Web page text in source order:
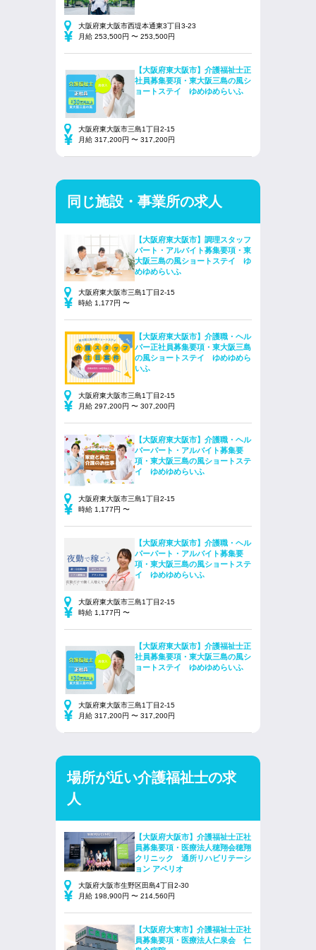
大阪府東大阪市西堤本通東3丁目3-23
月給 253,500円 〜 253,500円
【大阪府東大阪市】介護福祉士正
社員募集要項・東大阪三島の風シ
ョートステイ ゆめゆめらいふ
大阪府東大阪市三島1丁目2-15
月給 317,200円 〜 317,200円
同じ施設・事業所の求人
【大阪府東大阪市】調理スタッフ
パート・アルバイト募集要項・東
大阪三島の風ショートステイ ゆ
めゆめらいふ
大阪府東大阪市三島1丁目2-15
時給 1,177円 〜
【大阪府東大阪市】介護職・ヘル
パー正社員募集要項・東大阪三島
の風ショートステイ ゆめゆめら
いふ
大阪府東大阪市三島1丁目2-15
月給 297,200円 〜 307,200円
【大阪府東大阪市】介護職・ヘル
パーパート・アルバイト募集要
項・東大阪三島の風ショートステ
イ ゆめゆめらいふ
大阪府東大阪市三島1丁目2-15
時給 1,177円 〜
【大阪府東大阪市】介護職・ヘル
パーパート・アルバイト募集要
項・東大阪三島の風ショートステ
イ ゆめゆめらいふ
大阪府東大阪市三島1丁目2-15
時給 1,177円 〜
【大阪府東大阪市】介護福祉士正
社員募集要項・東大阪三島の風シ
ョートステイ ゆめゆめらいふ
大阪府東大阪市三島1丁目2-15
月給 317,200円 〜 317,200円
場所が近い介護福祉士の求
人
【大阪府大阪市】介護福祉士正社
員募集要項・医療法人穂翔会穂翔
クリニック 通所リハビリテーシ
ョン アペリオ
大阪府大阪市生野区田島4丁目2-30
月給 198,900円 〜 214,560円
【大阪府大東市】介護福祉士正社
員募集要項・医療法人仁泉会 仁